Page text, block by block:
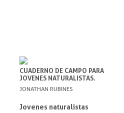
CUADERNO DE CAMPO PARA
JOVENES NATURALISTAS.
ENTORNOS URBANOS
JONATHAN RUBINES
Jovenes naturalistas